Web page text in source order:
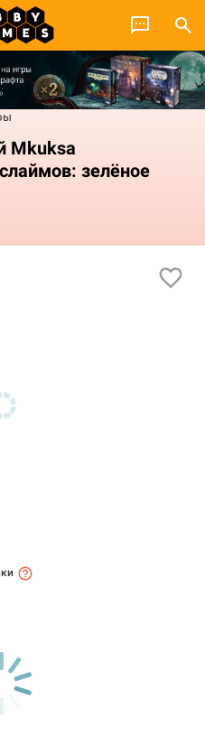
Mkuksa
зелёное